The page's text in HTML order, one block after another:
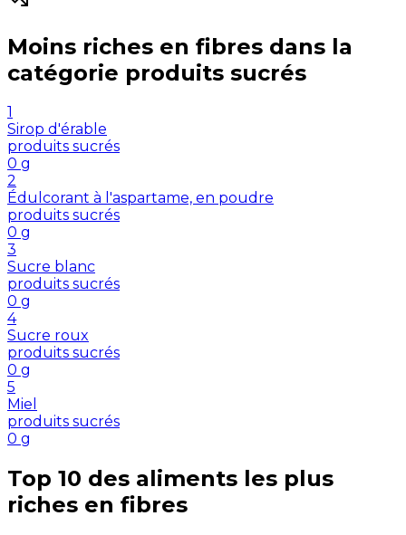
Moins riches en fibres dans la
catégorie produits sucrés
1
Sirop d'érable
produits sucrés
0 g
2
Édulcorant à l'aspartame, en poudre
produits sucrés
0 g
3
Sucre blanc
produits sucrés
0 g
4
Sucre roux
produits sucrés
0 g
5
Miel
produits sucrés
0 g
Top 10 des aliments les plus
riches en fibres